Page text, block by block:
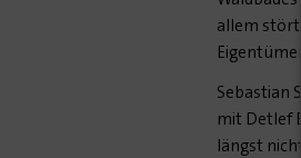
allem
Sebastian
mit Detlef
längst